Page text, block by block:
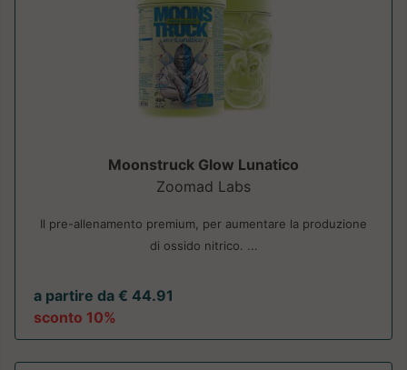
Moonstruck Glow Lunatico
Zoomad Labs
Il pre-allenamento premium, per aumentare la produzione
di ossido nitrico. ...
a partire da € 44.91
sconto 10%